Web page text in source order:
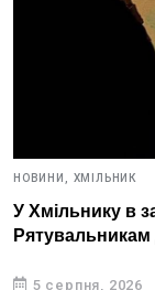
НОВИНИ, ХМІЛЬНИК
У Хмільнику в
Рятувальникам
5 серпня, 2026